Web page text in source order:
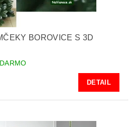
BOROVICE S 3D
DETAIL